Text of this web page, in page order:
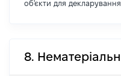
об'єкти для
8.